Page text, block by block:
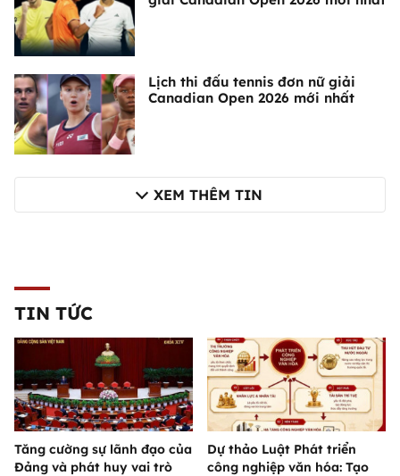
Lịch thi đấu tennis đơn nữ giải
Canadian Open 2026 mới nhất
XEM THÊM TIN
TIN TỨC
Tăng cường sự lãnh đạo của
Đảng và phát huy vai trò
Dự thảo Luật Phát triển
công nghiệp văn hóa: Tạo